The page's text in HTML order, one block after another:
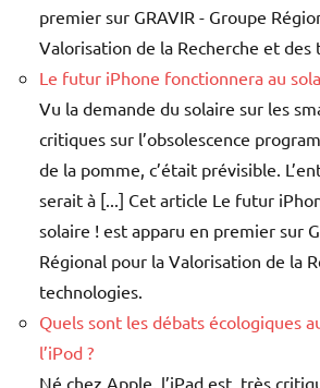
premier sur GRAVIR - Groupe
Valorisation de la Recherche et des
Le futur iPhone fonctionnera au
Vu la demande du solaire sur les
critiques sur l’obsolescence
de la pomme, c’était prévisible.
serait à [...] Cet article Le futur
solaire ! est apparu en premier sur
Régional pour la Valorisation de la
technologies.
Quels sont les débats écologiques
l’iPod ?
Né chez Apple, l’iPad est très